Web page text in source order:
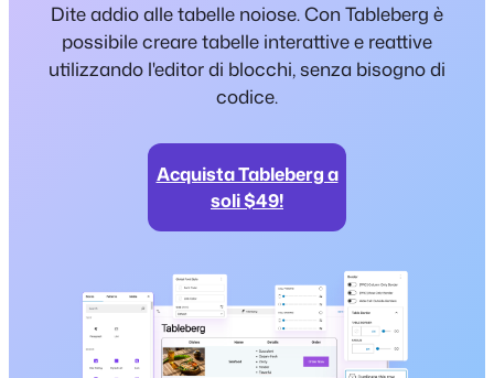
Dite addio alle tabelle noiose. Con Tableberg è
possibile creare tabelle interattive e reattive
utilizzando l'editor di blocchi, senza bisogno di
codice.
Acquista Tableberg a
soli $49!